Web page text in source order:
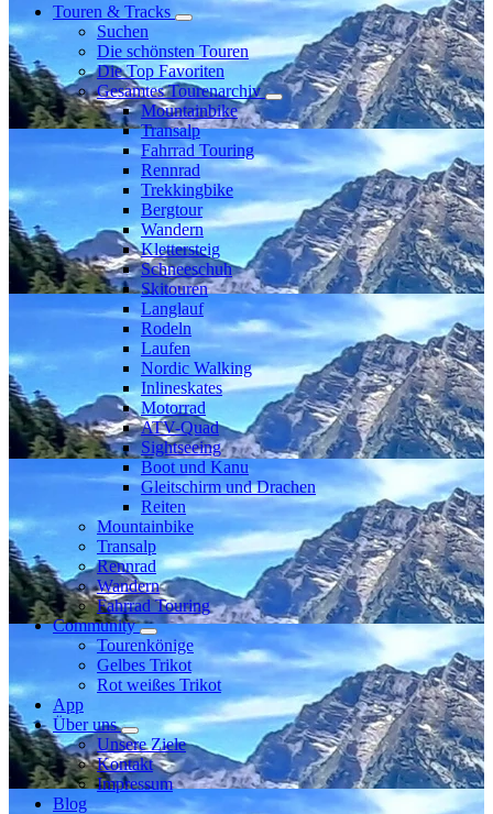
Touren & Tracks
Suchen
Die schönsten Touren
Die Top Favoriten
Gesamtes Tourenarchiv
Mountainbike
Transalp
Fahrrad Touring
Rennrad
Trekkingbike
Bergtour
Wandern
Klettersteig
Schneeschuh
Skitouren
Langlauf
Rodeln
Laufen
Nordic Walking
Inlineskates
Motorrad
ATV-Quad
Sightseeing
Boot und Kanu
Gleitschirm und Drachen
Reiten
Mountainbike
Transalp
Rennrad
Wandern
Fahrrad Touring
Community
Tourenkönige
Gelbes Trikot
Rot weißes Trikot
App
Über uns
Unsere Ziele
Kontakt
Impressum
Blog